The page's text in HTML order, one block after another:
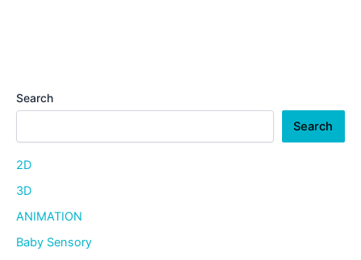
Search
Search
2D
3D
ANIMATION
Baby Sensory